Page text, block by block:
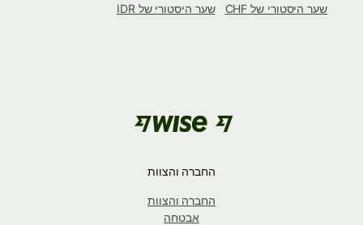
שער היסטורי של CHF
שער היסטורי של IDR
החברה והצוות
החברה והצוות
אבטחה